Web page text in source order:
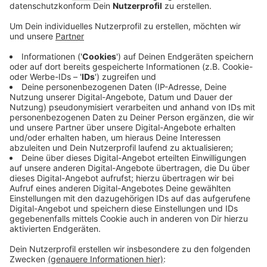
Veröffentlicht:Dienstag, 25.02.2020 12:17
Nach Angaben des Kreises und der Kreisjägerschaft
gibt es schon seit einigen Jahren die Tendenz, dass
immer mehr Menschen bei uns einen Jagdschein
machen wollen. Darunter sind auch immer mehr Frauen
– ihr Anteil in den Prüfungen liege mittlerweile bei
einem Drittel. Derzeit absolvieren 32 Männer und
Frauen den Lehrgang, der im April bei bestandener
Prüfung mit der Erteilung eines Jagdscheins endet.
Auch bundesweit ist die Zahl der neuen Jagdscheine
angestiegen. Im Vergleich zu 2018 waren es im
vergangenen Jahr über 4.000 Jagdscheine mehr.
Anzeige